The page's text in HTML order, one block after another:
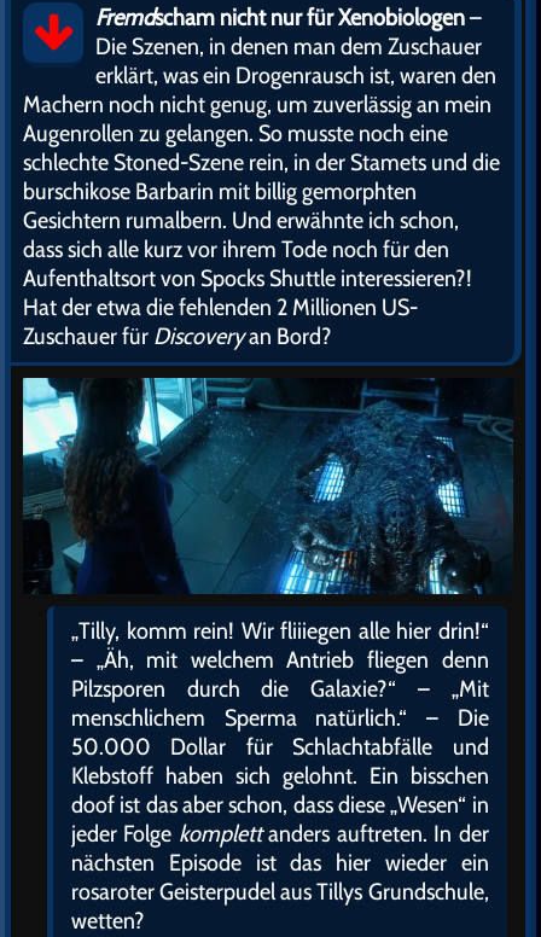
Fremdscham nicht nur für Xenobiologen–
Die Szenen, in denen man dem Zuschauer
erklärt, was ein Drogenrausch ist, waren den
Machern noch nicht genug, um zuverlässig an mein
Augenrollen zu gelangen. So musste noch eine
schlechte Stoned-Szene rein, in der Stamets und die
burschikose Barbarin mit billig gemorphten
Gesichtern rumalbern. Und erwähnte ich schon,
dass sich alle kurz vor ihrem Tode noch für den
Aufenthaltsort von Spocks Shuttle interessieren?!
Hat der etwa die fehlenden 2 Millionen US-
Zuschauer für Discoveryan Bord?
„Tilly, komm rein! Wir fliiiegen alle hier drin!“
– „Äh, mit welchem Antrieb fliegen denn
Pilzsporen durch die Galaxie?“ – „Mit
menschlichem Sperma natürlich.“ – Die
50.000 Dollar für Schlachtabfälle und
Klebstoff haben sich gelohnt. Ein bisschen
doof ist das aber schon, dass diese „Wesen“ in
jeder Folge komplettanders auftreten. In der
nächsten Episode ist das hier wieder ein
rosaroter Geisterpudel aus Tillys Grundschule,
wetten?